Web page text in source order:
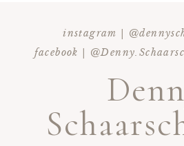
instagram |
facebook |